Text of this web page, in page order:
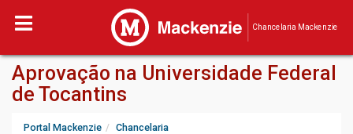
Chancelaria Mackenzie
Aprovação na Universidade Federal
de Tocantins
Portal Mackenzie
Chancelaria